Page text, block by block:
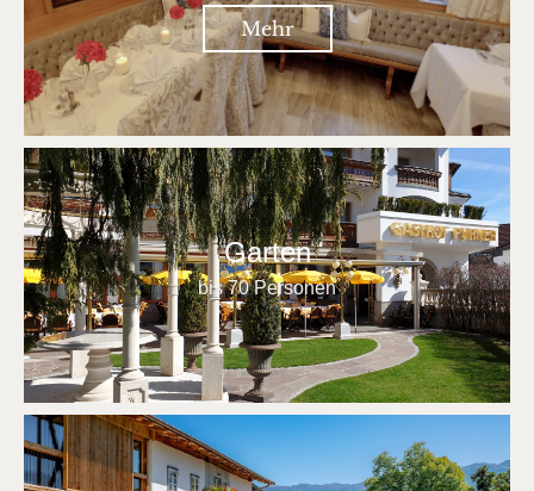
Mehr
Garten
bis 70 Personen